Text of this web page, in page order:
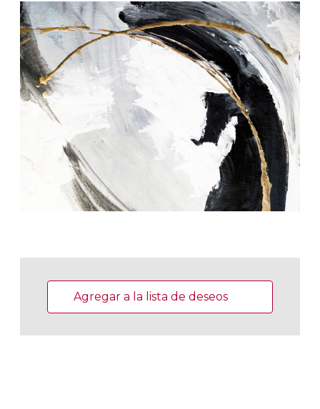
actuales:Agregar a la lista de deseos